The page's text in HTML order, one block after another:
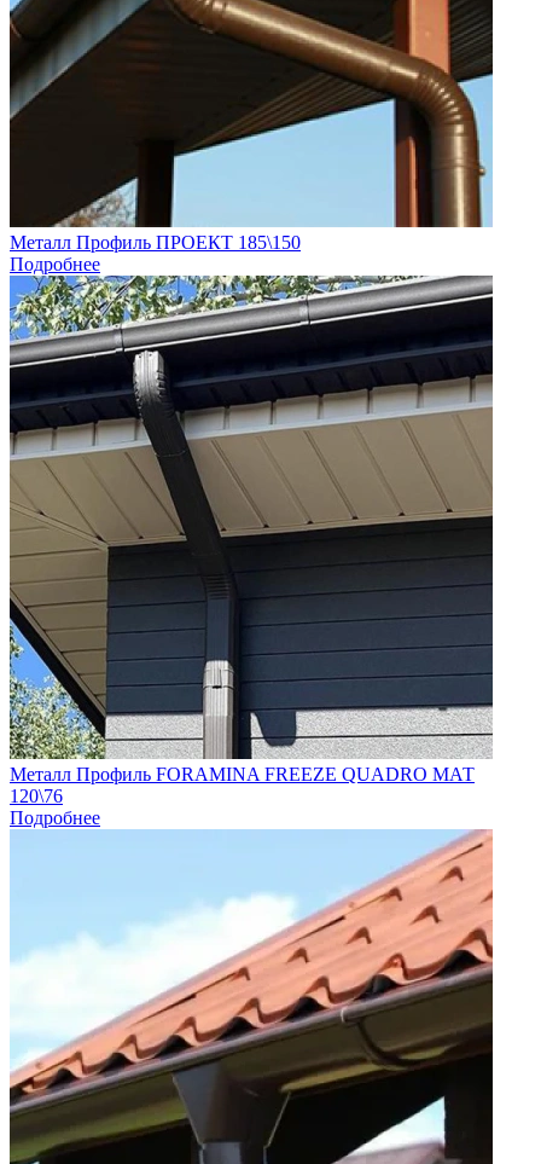
Металл Профиль ПРОЕКТ 185\150
Подробнее
Металл Профиль FORAMINA FREEZE QUADRO МАТ
120\76
Подробнее